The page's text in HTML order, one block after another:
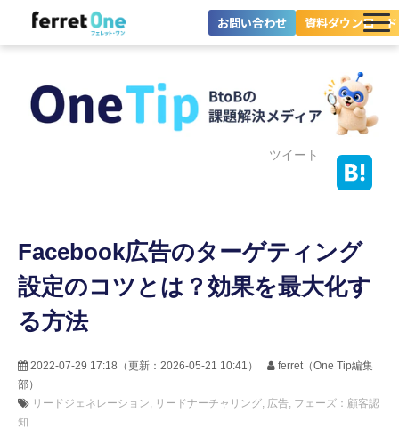
お問い合わせ 資料ダウンロード
ツール・機能一覧
料金プラン
セミナー
ツイート
Facebook広告のターゲティング
設定のコツとは？効果を最大化す
る方法
2022-07-29 17:18 （更新： 2026-05-21 10:41 ）
ferret（One Tip編集
部）
リードジェネレーション
リードナーチャリング 広告 フェーズ：顧客認
知